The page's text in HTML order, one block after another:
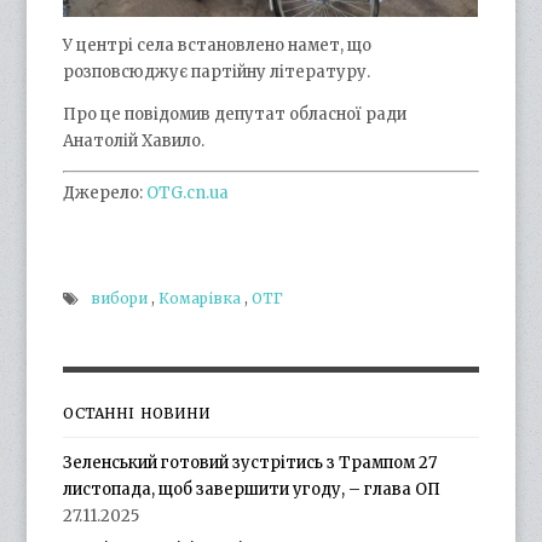
У центрі села встановлено намет, що
розповсюджує партійну літературу.
Про це повідомив депутат обласної ради
Анатолій Хавило.
Джерело: OTG.cn.ua
вибори ,Комарівка ,ОТГ
ОСТАННІ НОВИНИ
Зеленський готовий зустрітись з Трампом 27
листопада, щоб завершити угоду, – глава ОП
27.11.2025